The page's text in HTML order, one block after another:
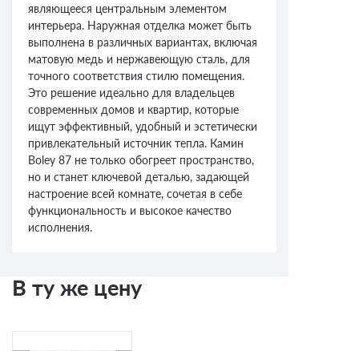
являющееся центральным элементом
интерьера. Наружная отделка может быть
выполнена в различных вариантах, включая
матовую медь и нержавеющую сталь, для
точного соответствия стилю помещения.
Это решение идеально для владельцев
современных домов и квартир, которые
ищут эффективный, удобный и эстетически
привлекательный источник тепла. Камин
Boley 87 не только обогреет пространство,
но и станет ключевой деталью, задающей
настроение всей комнате, сочетая в себе
функциональность и высокое качество
исполнения.
В ту же цену